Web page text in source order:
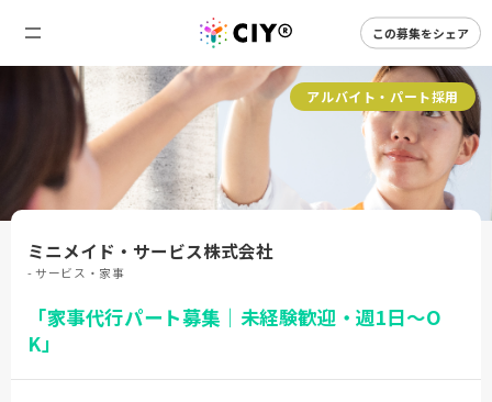
この募集をシェア
アルバイト・パート採用
ミニメイド・サービス株式会社
- サービス・家事
「家事代行パート募集｜未経験歓迎・週1日～O
K」